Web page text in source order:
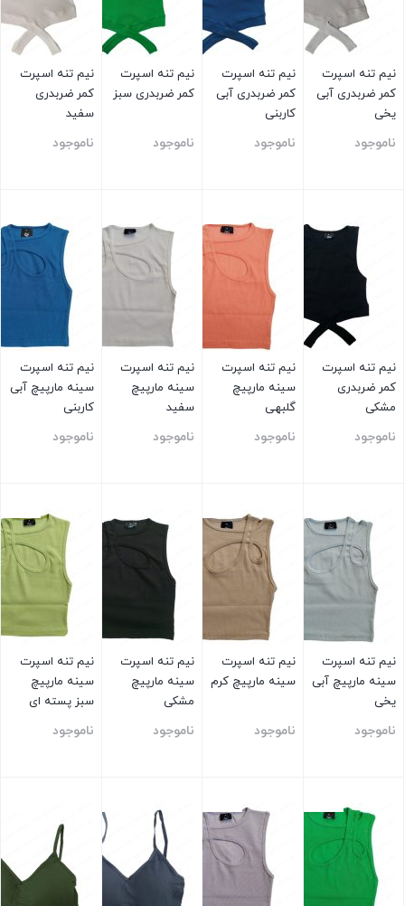
نیم تنه اسپرت
کمر ضربدری آبی
یخی
ناموجود
نیم تنه اسپرت
کمر ضربدری آبی
کاربنی
ناموجود
نیم تنه اسپرت
کمر ضربدری سبز
ناموجود
نیم تنه اسپرت
کمر ضربدری
سفید
ناموجود
نیم تنه اسپرت
کمر ضربدری
مشکی
ناموجود
نیم تنه اسپرت
سینه مارپیچ
گلبهی
ناموجود
نیم تنه اسپرت
سینه مارپیچ
سفید
ناموجود
نیم تنه اسپرت
سینه مارپیچ آبی
کاربنی
ناموجود
نیم تنه اسپرت
سینه مارپیچ آبی
یخی
ناموجود
نیم تنه اسپرت
سینه مارپیچ کرم
ناموجود
نیم تنه اسپرت
سینه مارپیچ
مشکی
ناموجود
نیم تنه اسپرت
سینه مارپیچ
سبز پسته ای
ناموجود